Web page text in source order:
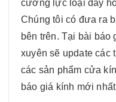
cường lực loại dày
Chúng tôi có đưa ra
bên trên. Tại bài báo
xuyên sẽ update các
các sản phẩm cửa
báo giá kính mới